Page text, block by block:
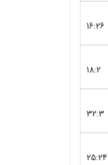
16:26
18:2
32:3
25:24